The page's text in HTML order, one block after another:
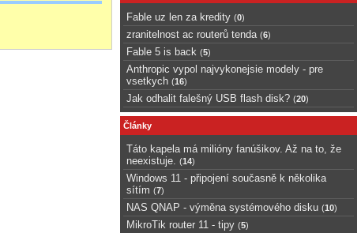
Fable uz len za kredity (0)
zranitelnost ac routerů tenda (6)
Fable 5 is back (5)
Anthropic vypol najvykonejsie modely - pre
vsetkych (16)
Jak odhalit falešný USB flash disk? (20)
Články
Táto kapela má milióny fanúšikov. Až na to, že
neexistuje.
(14)
Windows 11 - připojení současně k několika
sítím (7)
NAS QNAP - výměna systémového disku (10)
MikroTik router 11 - tipy (5)